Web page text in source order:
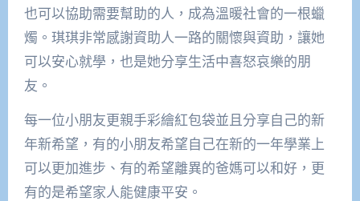
也可以協助需要幫助的人，成為溫暖社會的一根蠟
燭。琪琪非常感謝資助人一路的關懷與資助，讓她
可以安心就學，也是她分享生活中喜怒哀樂的朋
友。
每一位小朋友更親手彩繪紅包袋並且分享自己的新
年新希望，有的小朋友希望自己在新的一年學業上
可以更加進步、有的希望離異的爸媽可以和好，更
有的是希望家人能健康平安。